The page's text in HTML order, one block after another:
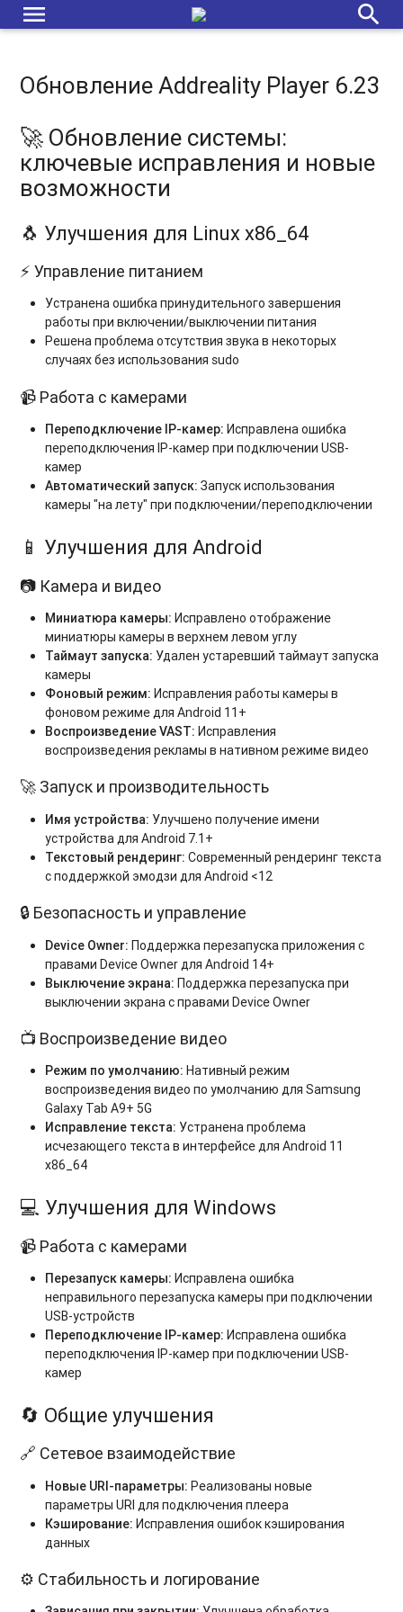
menu search
Обновление Addreality Player 6.23
🚀 Обновление системы:
ключевые исправления и новые
возможности
🐧 Улучшения для Linux x86_64
⚡ Управление питанием
Устранена ошибка принудительного завершения
работы при включении/выключении питания
Решена проблема отсутствия звука в некоторых
случаях без использования sudo
📹 Работа с камерами
Переподключение IP-камер: Исправлена ошибка
переподключения IP-камер при подключении USB-
камер
Автоматический запуск: Запуск использования
камеры "на лету" при подключении/переподключении
📱 Улучшения для Android
📷 Камера и видео
Миниатюра камеры: Исправлено отображение
миниатюры камеры в верхнем левом углу
Таймаут запуска: Удален устаревший таймаут запуска
камеры
Фоновый режим: Исправления работы камеры в
фоновом режиме для Android 11+
Воспроизведение VAST: Исправления
воспроизведения рекламы в нативном режиме видео
🚀 Запуск и производительность
Имя устройства: Улучшено получение имени
устройства для Android 7.1+
Текстовый рендеринг: Современный рендеринг текста
с поддержкой эмодзи для Android <12
🔒 Безопасность и управление
Device Owner: Поддержка перезапуска приложения с
правами Device Owner для Android 14+
Выключение экрана: Поддержка перезапуска при
выключении экрана с правами Device Owner
📺 Воспроизведение видео
Режим по умолчанию: Нативный режим
воспроизведения видео по умолчанию для Samsung
Galaxy Tab A9+ 5G
Исправление текста: Устранена проблема
исчезающего текста в интерфейсе для Android 11
x86_64
💻 Улучшения для Windows
📹 Работа с камерами
Перезапуск камеры: Исправлена ошибка
неправильного перезапуска камеры при подключении
USB-устройств
Переподключение IP-камер: Исправлена ошибка
переподключения IP-камер при подключении USB-
камер
🔄 Общие улучшения
🔗 Сетевое взаимодействие
Новые URI-параметры: Реализованы новые
параметры URI для подключения плеера
Кэширование: Исправления ошибок кэширования
данных
⚙️ Стабильность и логирование